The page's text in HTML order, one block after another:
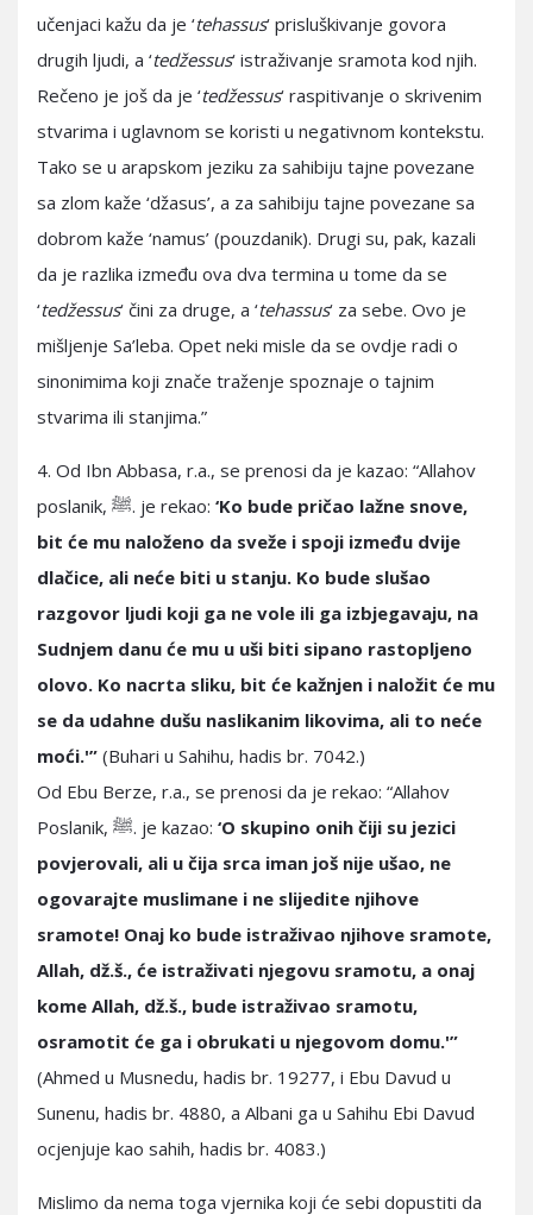
učenjaci kažu da je ‘tehassus‘ prisluškivanje govora
drugih ljudi, a ‘tedžessus‘ istraživanje sramota kod njih.
Rečeno je još da je ‘tedžessus‘ raspitivanje o skrivenim
stvarima i uglavnom se koristi u negativnom kontekstu.
Tako se u arapskom jeziku za sahibiju tajne povezane
sa zlom kaže ‘džasus’, a za sahibiju tajne povezane sa
dobrom kaže ‘namus’ (pouzdanik). Drugi su, pak, kazali
da je razlika između ova dva termina u tome da se
‘tedžessus‘ čini za druge, a ‘tehassus‘ za sebe. Ovo je
mišljenje Sa’leba. Opet neki misle da se ovdje radi o
sinonimima koji znače traženje spoznaje o tajnim
stvarima ili stanjima.”
4. Od Ibn Abbasa, r.a., se prenosi da je kazao: “Allahov
poslanik, ﷺ. je rekao: ‘Ko bude pričao lažne snove,
bit će mu naloženo da sveže i spoji između dvije
dlačice, ali neće biti u stanju. Ko bude slušao
razgovor ljudi koji ga ne vole ili ga izbjegavaju, na
Sudnjem danu će mu u uši biti sipano rastopljeno
olovo. Ko nacrta sliku, bit će kažnjen i naložit će mu
se da udahne dušu naslikanim likovima, ali to neće
moći.'” (Buhari u Sahihu, hadis br. 7042.)
Od Ebu Berze, r.a., se prenosi da je rekao: “Allahov
Poslanik, ﷺ. je kazao: ‘O skupino onih čiji su jezici
povjerovali, ali u čija srca iman još nije ušao, ne
ogovarajte muslimane i ne slijedite njihove
sramote! Onaj ko bude istraživao njihove sramote,
Allah, dž.š., će istraživati njegovu sramotu, a onaj
kome Allah, dž.š., bude istraživao sramotu,
osramotit će ga i obrukati u njegovom domu.'”
(Ahmed u Musnedu, hadis br. 19277, i Ebu Davud u
Sunenu, hadis br. 4880, a Albani ga u Sahihu Ebi Davud
ocjenjuje kao sahih, hadis br. 4083.)
Mislimo da nema toga vjernika koji će sebi dopustiti da